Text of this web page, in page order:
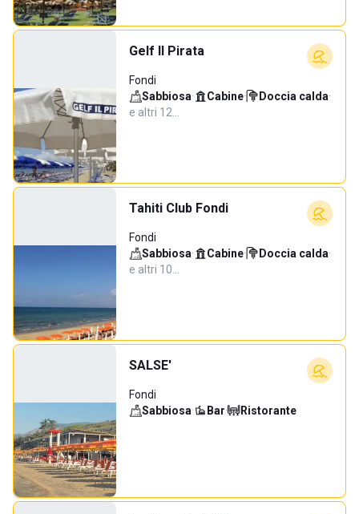
Gelf Il Pirata
Fondi
Sabbiosa· Cabine· Doccia calda·
e altri 12…
Tahiti Club Fondi
Fondi
Sabbiosa· Cabine· Doccia calda·
e altri 10…
SALSE'
Fondi
Sabbiosa· Bar· Ristorante